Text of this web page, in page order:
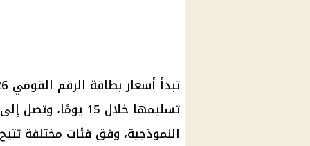
النموذجية، وفق فئات مختلفة